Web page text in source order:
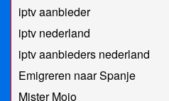
iptv aanbieder
iptv nederland
iptv aanbieders nederland
Emigreren naar Spanje
Mister Mojo